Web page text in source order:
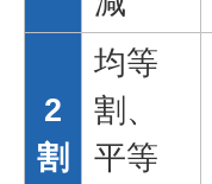
2
割
均等
割、
平等